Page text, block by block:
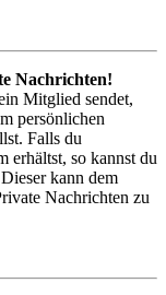
Nachrichten!
Mitglied sendet,
persönlichen
Falls du
erhältst, so kannst du
kann dem
Nachrichten zu